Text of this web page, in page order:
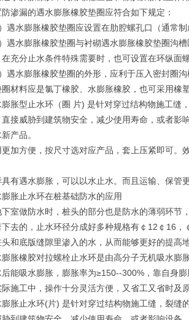
渗漏的遇水膨胀橡胶垫圈应符合如下规定：
）遇水膨胀橡胶垫圈应设置在肋腔螺孔口（通常
）遇水膨胀橡胶垫圈与衬砌遇水膨胀橡胶垫圈沟
充分止水条件特殊需要时，也可设置在环纵面
）遇水膨胀橡胶垫圈的外形，应利于压入密封圈
圈材料应是氯丁橡胶、水膨胀橡胶，也可采用橡
膨胀型止水环（圈 片) 是针对穿过结构物施工缝
直接威胁到建筑物安全，减少使用寿命，或者影
产品。
更加方便，按尺寸选对应产品，套上压紧即可。
具有遇水膨胀，可以以水止水。而且运输、保管更
胀止水环在桩基础防水的应用
下室做防水时，桩头的部分也是防水的薄弱环节
下去的，止水环径分成好多种规格有￠12￠16
头和底版缝隙里渗入的水，从而能够更好的提高
胀橡胶对拉螺栓止水环是由高分子无机吸水膨
能吸水膨胀，膨胀率为≥150--300%，靠自身
施工中，操作十分灵活方便，又省工又省时及
膨胀止水环(片) 是针对穿过结构物施工缝，裂缝